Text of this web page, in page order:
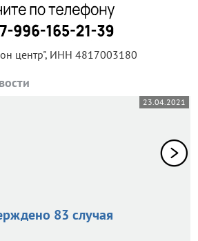
центр", ИНН 4817003180
23.04.2021
83 случая